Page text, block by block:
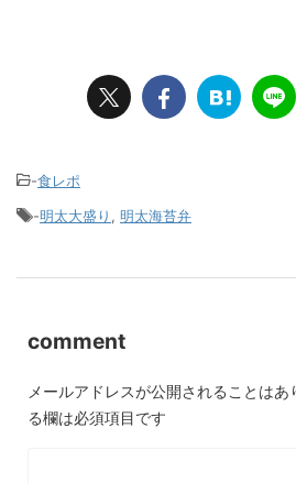
-食レポ
-明太大盛り , 明太海苔弁
comment
メールアドレスが公開されることはあ
る欄は必須項目です